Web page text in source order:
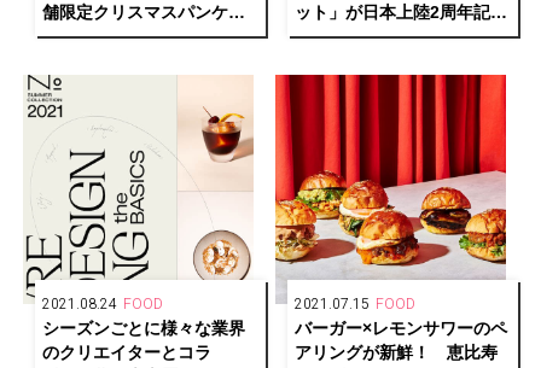
舗限定クリスマスパンケー
キが登場。
ット」が日本上陸2周年記念
キャンペーンを開催。
2021.08.24 FOOD
シーズンごとに様々な業界
のクリエイターとコラ
2021.07.15 FOOD
バーガー×レモンサワーのペ
アリングが新鮮！ 恵比寿